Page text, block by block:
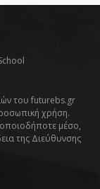
του futurebs.gr
χρήση.
μέσο,
της Διεύθυνσης